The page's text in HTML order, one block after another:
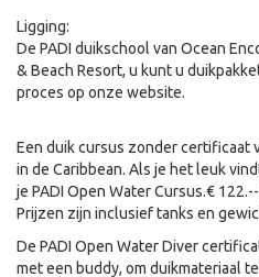
Ligging:
De PADI duikschool van Ocean
& Beach Resort, u kunt u
proces op onze website.
Een duik cursus zonder certificaat
in de Caribbean. Als je het leuk
je PADI Open Water Cursus.€
Prijzen zijn inclusief tanks en
De PADI Open Water Diver
met een buddy, om duikmateriaal